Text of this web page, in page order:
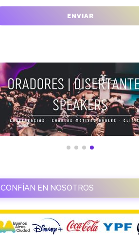
CONFÍAN EN NOSOTROS